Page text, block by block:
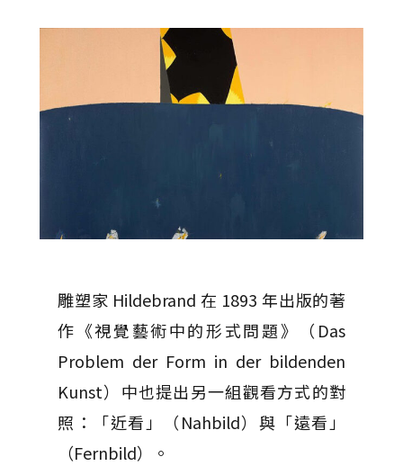
雕塑家 Hildebrand 在 1893 年出版的著
作《視覺藝術中的形式問題》（Das
Problem der Form in der bildenden
Kunst）中也提出另一組觀看方式的對
照：「近看」（Nahbild）與「遠看」
（Fernbild）。